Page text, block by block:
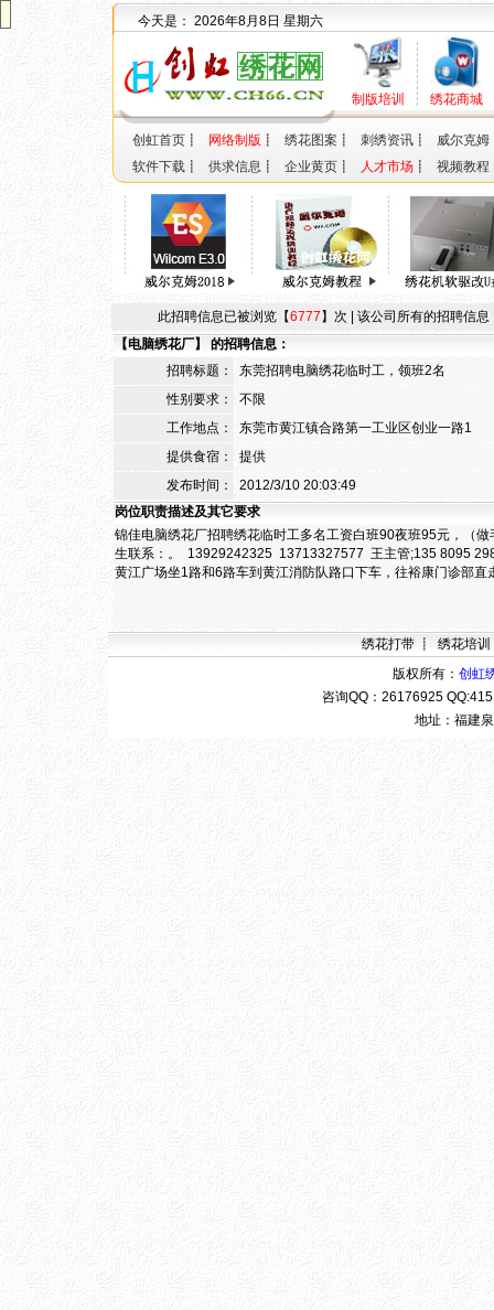
今天是： 2026年8月8日 星期六
制版培训 绣花商城
创虹首页 ┋ 网络制版 ┋ 绣花图案 ┋ 刺绣资讯 ┋ 威尔克姆
软件下载 ┋ 供求信息 ┋ 企业黄页 ┋ 人才市场 ┋ 视频教程
此招聘信息已被浏览【6777 】次 | 该公司所有的招聘信息
【电脑绣花厂】 的招聘信息：
招聘标题：
东莞招聘电脑绣花临时工，领班2名
性别要求：
不限
工作地点：
东莞市黄江镇合路第一工业区创业一路1
提供食宿：
提供
发布时间：
2012/3/10 20:03:49
岗位职责描述及其它要求
锦佳电脑绣花厂招聘绣花临时工多名工资白班90夜班95元，（
生联系：。 13929242325 13713327577 王主管;135 8095
黄江广场坐1路和6路车到黄江消防队路口下车，往裕康门诊部直
绣花打带 ┋
绣花培训
版权所有： 创虹
咨询QQ： 26176925
地址：福建